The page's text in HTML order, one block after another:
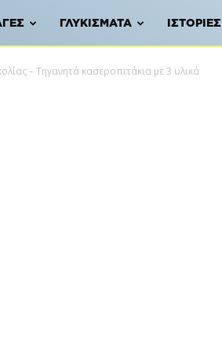
ΓΛΥΚΊΣΜΑΤΑ ΙΣΤΟΡΊΕΣ
– Τηγανητά κασεροπιτάκια με 3 υλικά